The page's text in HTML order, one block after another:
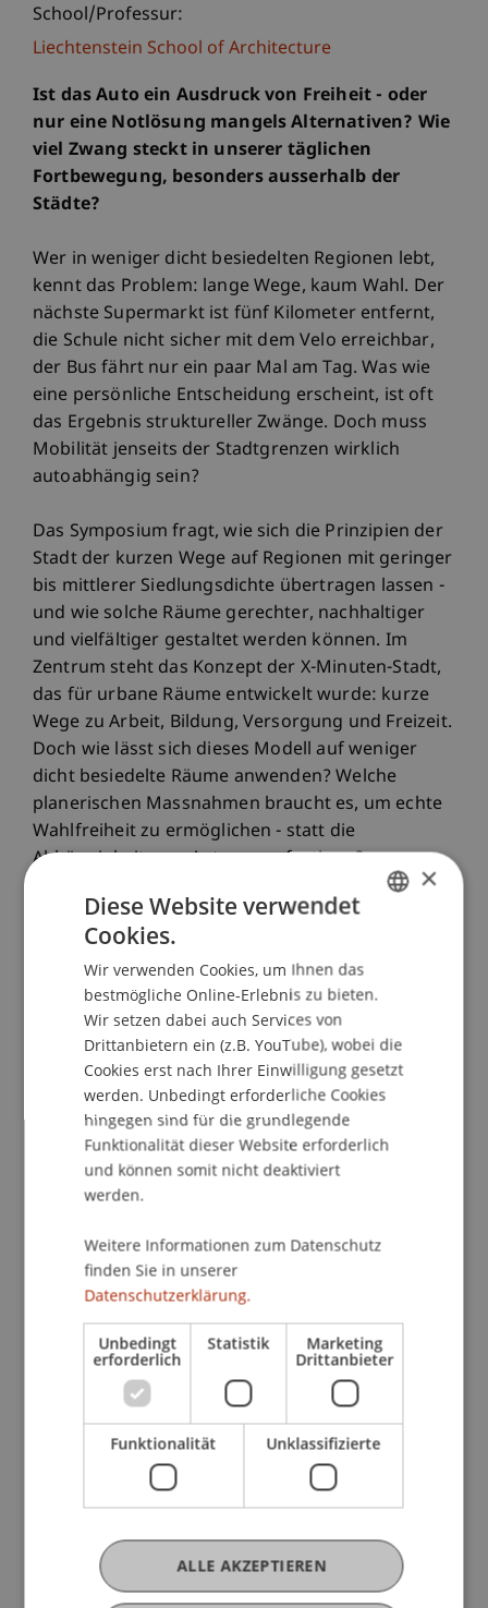
School/Professur:
Liechtenstein School of Architecture
Ist das Auto ein Ausdruck von Freiheit - oder
nur eine Notlösung mangels Alternativen? Wie
viel Zwang steckt in unserer täglichen
Fortbewegung, besonders ausserhalb der
Städte?
Wer in weniger dicht besiedelten Regionen lebt,
kennt das Problem: lange Wege, kaum Wahl. Der
nächste Supermarkt ist fünf Kilometer entfernt,
die Schule nicht sicher mit dem Velo erreichbar,
der Bus fährt nur ein paar Mal am Tag. Was wie
eine persönliche Entscheidung erscheint, ist oft
das Ergebnis struktureller Zwänge. Doch muss
Mobilität jenseits der Stadtgrenzen wirklich
autoabhängig sein?
Das Symposium fragt, wie sich die Prinzipien der
Stadt der kurzen Wege auf Regionen mit geringer
bis mittlerer Siedlungsdichte übertragen lassen -
und wie solche Räume gerechter, nachhaltiger
und vielfältiger gestaltet werden können. Im
Zentrum steht das Konzept der X-Minuten-Stadt,
das für urbane Räume entwickelt wurde: kurze
Wege zu Arbeit, Bildung, Versorgung und Freizeit.
Doch wie lässt sich dieses Modell auf weniger
dicht besiedelte Räume anwenden? Welche
planerischen Massnahmen braucht es, um echte
Wahlfreiheit zu ermöglichen - statt die
Abhängigkeit vom Auto zu verfestigen?
Das Symposium fördert den Dialog zwischen
Wissenschaft und Praxis - und will neue,
evidenzbasierte Impulse für eine gerechtere
Mobilität in Zeiten sozialer, ökologischer und
räumlicher Ungleichheit setzen. Beiträge aus
Forschung, Planung und Lehre geben Einblicke in
aktuelle Studien zur Nutzungsmischung,
diskutieren neue Modelle vernetzter
Siedlungsstrukturen und beleuchten kritisch die
bestehende Raum- und Verkehrspolitik. Die
Veranstaltung findet im Rahmen eines
im Agglomerationsraum-Werdenberg-
Liechtenstein statt und richtet sich an alle, die
sich für eine zukunftsfähige Gestaltung urbaner
Landschaften interessieren.
Die Teilnahme ist kostenlos - wir freuen uns über
Ihre Anmeldung, damit wir besser planen können.
09:00 Eintreffen und Kaffee
09:30 Begrüssung und Einführung
Michael Wagner, Universität Liechtenstein
×
Diese Website verwendet
Cookies.
Wir verwenden Cookies, um Ihnen das
bestmögliche Online-Erlebnis zu bieten.
Wir setzen dabei auch Services von
Drittanbietern ein (z.B. YouTube), wobei die
Cookies erst nach Ihrer Einwilligung gesetzt
werden. Unbedingt erforderliche Cookies
hingegen sind für die grundlegende
Funktionalität dieser Website erforderlich
und können somit nicht deaktiviert
werden.
Weitere Informationen zum Datenschutz
finden Sie in unserer
Datenschutzerklärung.
Unbedingt
erforderlich
Statistik Marketing
Drittanbieter
Funktionalität Unklassifizierte
ALLE AKZEPTIEREN